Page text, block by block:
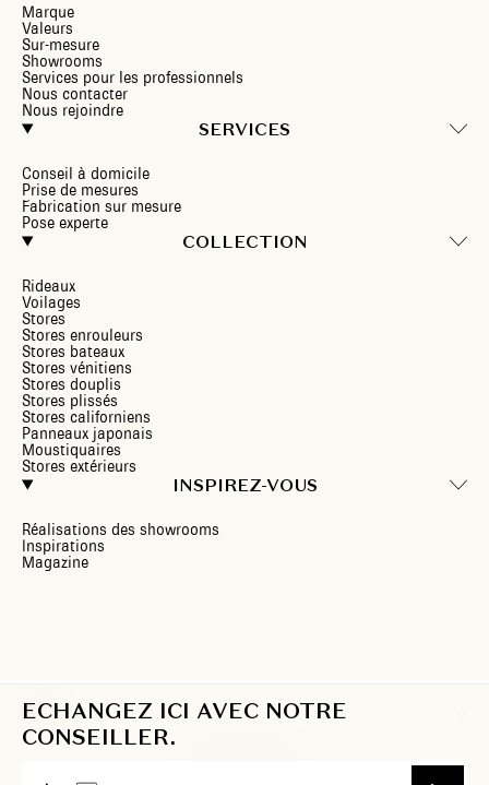
ECHANGEZ ICI AVEC NOTRE
CONSEILLER.
Marque
Valeurs
Sur-mesure
Showrooms
Services pour les professionnels
Nous contacter
Nous rejoindre
SERVICES
Conseil à domicile
Prise de mesures
Fabrication sur mesure
Pose experte
COLLECTION
Rideaux
Voilages
Stores
Stores enrouleurs
Stores bateaux
Stores vénitiens
Stores douplis
Stores plissés
Stores californiens
Panneaux japonais
Moustiquaires
Stores extérieurs
INSPIREZ-VOUS
Réalisations des showrooms
Inspirations
Magazine
FR